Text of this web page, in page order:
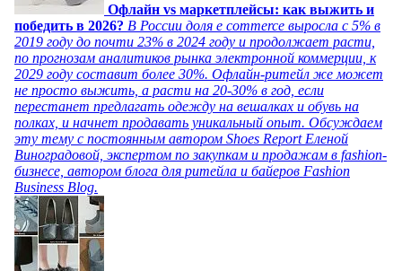
Офлайн vs маркетплейсы: как выжить и
победить в 2026? В России доля e commerce выросла с 5% в
2019 году до почти 23% в 2024 году и продолжает расти,
по прогнозам аналитиков рынка электронной коммерции, к
2029 году составит более 30%. Офлайн-ритейл же может
не просто выжить, а расти на 20-30% в год, если
перестанет предлагать одежду на вешалках и обувь на
полках, и начнет продавать уникальный опыт. Обсуждаем
эту тему с постоянным автором Shoes Report Еленой
Виноградовой, экспертом по закупкам и продажам в fashion-
бизнесе, автором блога для ритейла и байеров Fashion
Business Blog.